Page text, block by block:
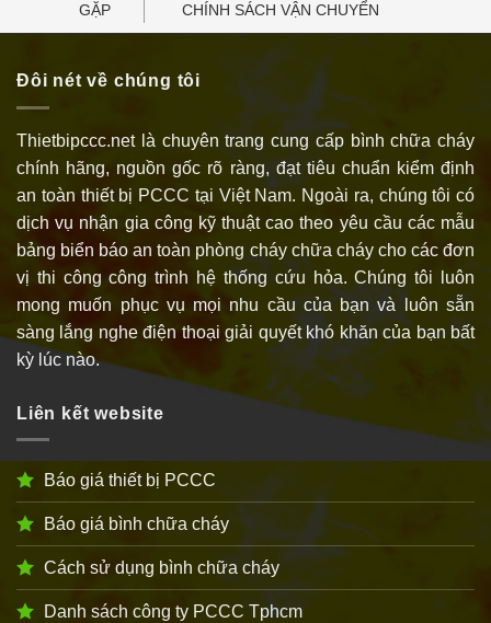
GẶP
CHÍNH SÁCH VẬN CHUYỂN
Đôi nét về chúng tôi
Thietbipccc.net là chuyên trang cung cấp bình chữa cháy
chính hãng, nguồn gốc rõ ràng, đạt tiêu chuẩn kiểm định
an toàn thiết bị PCCC tại Việt Nam. Ngoài ra, chúng tôi có
dịch vụ nhận gia công kỹ thuật cao theo yêu cầu các mẫu
bảng biển báo an toàn phòng cháy chữa cháy cho các đơn
vị thi công công trình hệ thống cứu hỏa. Chúng tôi luôn
mong muốn phục vụ mọi nhu cầu của bạn và luôn sẵn
sàng lắng nghe điện thoại giải quyết khó khăn của bạn bất
kỳ lúc nào.
Liên kết website
Báo giá thiết bị PCCC
Báo giá bình chữa cháy
Cách sử dụng bình chữa cháy
Danh sách công ty PCCC Tphcm